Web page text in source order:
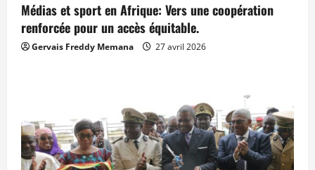
Médias et sport en Afrique: Vers une coopération
renforcée pour un accès équitable.
Gervais Freddy Memana 27 avril 2026